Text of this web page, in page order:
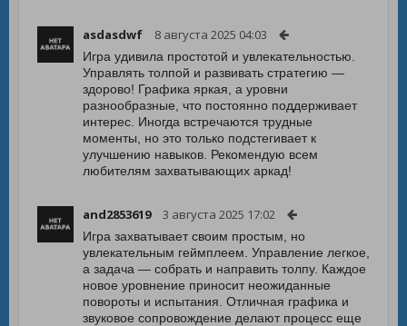
asdasdwf 8 августа 2025 04:03
Игра удивила простотой и увлекательностью.
Управлять толпой и развивать стратегию —
здорово! Графика яркая, а уровни
разнообразные, что постоянно поддерживает
интерес. Иногда встречаются трудные
моменты, но это только подстегивает к
улучшению навыков. Рекомендую всем
любителям захватывающих аркад!
and2853619 3 августа 2025 17:02
Игра захватывает своим простым, но
увлекательным геймплеем. Управление легкое,
а задача — собрать и направить толпу. Каждое
новое уровнение приносит неожиданные
повороты и испытания. Отличная графика и
звуковое сопровождение делают процесс еще